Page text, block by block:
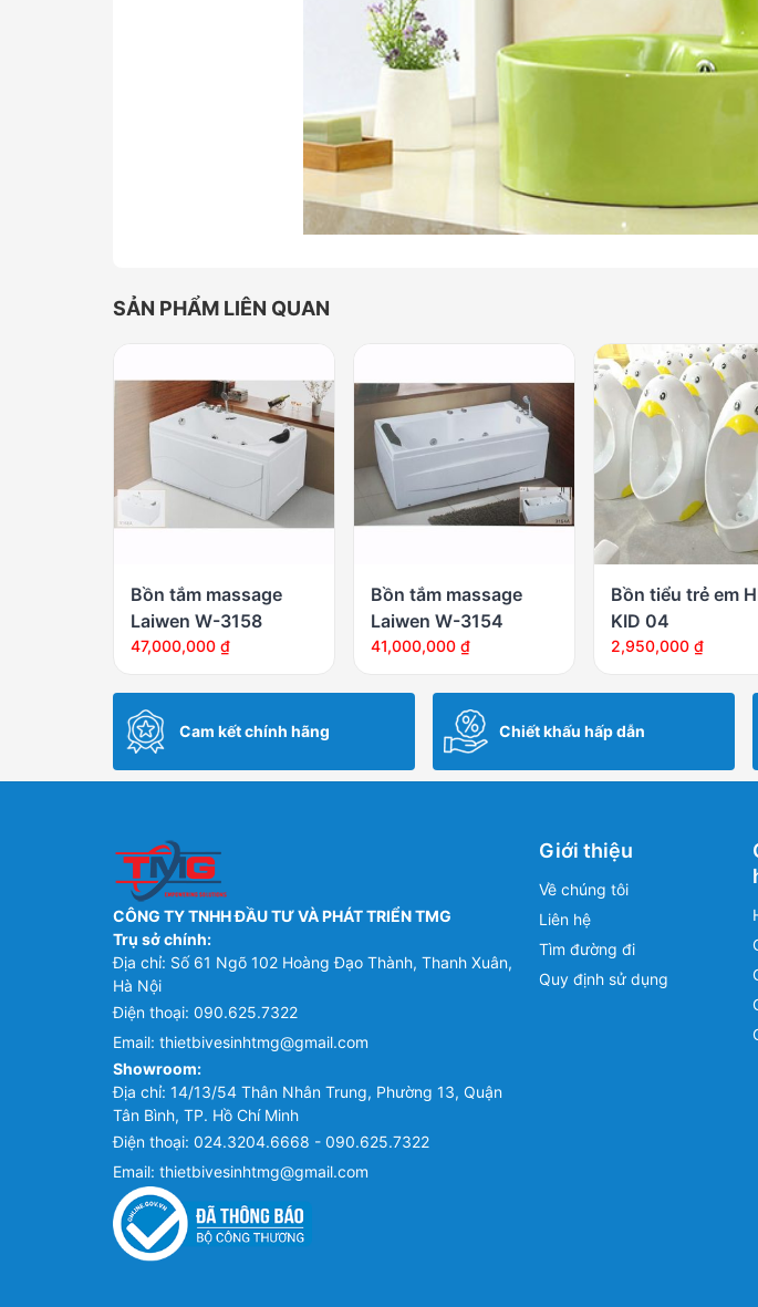
SẢN PHẨM LIÊN QUAN
Bồn tắm massage
Laiwen W-3158
47,000,000 ₫
Bồn tắm massage
Laiwen W-3154
41,000,000 ₫
Bồn tiểu trẻ em
KID 04
2,950,000 ₫
Cam kết chính hãng Chiết khấu hấp dẫn
CÔNG TY TNHH ĐẦU TƯ VÀ PHÁT TRIỂN TMG
Trụ sở chính:
Địa chỉ: Số 61 Ngõ 102 Hoàng Đạo Thành, Thanh Xuân,
Hà Nội
Điện thoại: 090.625.7322
Email: thietbivesinhtmg@gmail.com
Showroom:
Địa chỉ: 14/13/54 Thân Nhân Trung, Phường 13, Quận
Tân Bình, TP. Hồ Chí Minh
Điện thoại: 024.3204.6668 - 090.625.7322
Email: thietbivesinhtmg@gmail.com
Giới thiệu
Về chúng tôi
Liên hệ
Tìm đường đi
Quy định sử dụng